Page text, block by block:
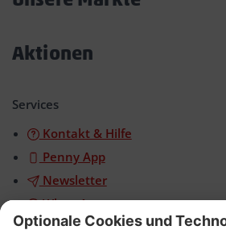
Aktionen
Services
Kontakt & Hilfe
Penny App
Newsletter
WhatsApp